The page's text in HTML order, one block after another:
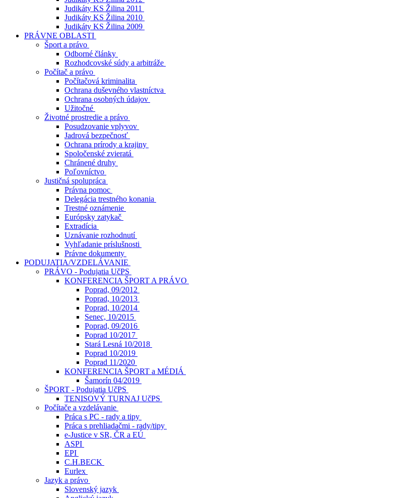
Judikáty KS Žilina 2011
Judikáty KS Žilina 2010
Judikáty KS Žilina 2009
PRÁVNE OBLASTI
Šport a právo
Odborné články
Rozhodcovské súdy a arbitráže
Počítač a právo
Počítačová kriminalita
Ochrana duševného vlastníctva
Ochrana osobných údajov
Užitočné
Životné prostredie a právo
Posudzovanie vplyvov
Jadrová bezpečnosť
Ochrana prírody a krajiny
Spoločenské zvieratá
Chránené druhy
Poľovníctvo
Justičná spolupráca
Právna pomoc
Delegácia trestného konania
Trestné oznámenie
Európsky zatykač
Extradícia
Uznávanie rozhodnutí
Vyhľadanie príslušnosti
Právne dokumenty
PODUJATIA/VZDELÁVANIE
PRÁVO - Podujatia UčPS
KONFERENCIA ŠPORT A PRÁVO
Poprad, 09/2012
Poprad, 10/2013
Poprad, 10/2014
Senec, 10/2015
Poprad, 09/2016
Poprad 10/2017
Stará Lesná 10/2018
Poprad 10/2019
Poprad 11/2020
KONFERENCIA ŠPORT a MÉDIÁ
Šamorín 04/2019
ŠPORT - Podujatia UčPS
TENISOVÝ TURNAJ UčPS
Počítače a vzdelávanie
Práca s PC - rady a tipy
Práca s prehliadačmi - rady/tipy
e-Justice v SR, ČR a EÚ
ASPI
EPI
C.H.BECK
Eurlex
Jazyk a právo
Slovenský jazyk